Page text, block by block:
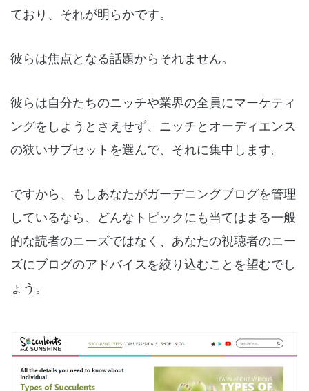
ており、それが明らかです。
彼らは焦点となる話題からそれません。
彼らは自分たちのニッチや業界の全員にマーケティ
ングをしようとさえせず、ニッチとオーディエンス
の狭いサブセットを選んで、それに集中します。
ですから、もしあなたがガーデニングブログを管理
しているなら、どんなトピックにも当てはまる一般
的な読者のニーズではなく、あなたの視聴者のニー
ズにブログのアドバイスを絞り込むことを望むでし
ょう。